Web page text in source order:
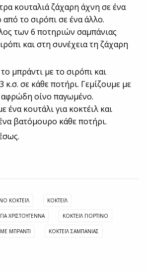
κουταλιά ζάχαρη άχνη σε ένα
από το σιρόπι σε ένα άλλο.
των 6 ποτηριών σαμπάνιας
και στη συνέχεια τη ζάχαρη
μπράντι με το σιρόπι και
κ.σ. σε κάθε ποτήρι. Γεμίζουμε με
οίνο παγωμένο.
ένα κουτάλι για κοκτέιλ και
βατόμουρο κάθε ποτήρι.
ΚΟΚΤΈΙΛ ΚΟΚΤΈΙΛ
ΧΡΙΣΤΟΎΓΕΝΝΑ ΚΟΚΤΈΙΛ ΓΙΟΡΤΙΝΌ
ΜΠΡΆΝΤΙ ΚΟΚΤΈΙΛ ΣΑΜΠΆΝΙΑΣ